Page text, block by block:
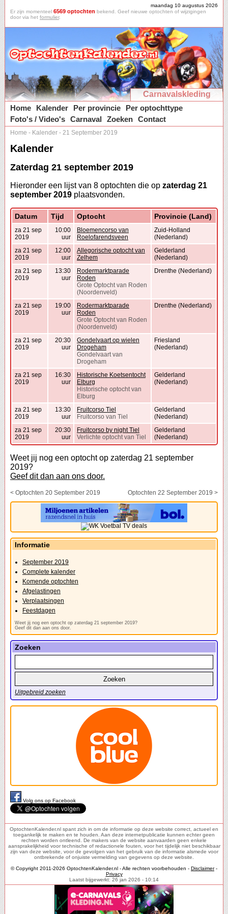
maandag 10 augustus 2026
Er zijn momenteel 6569 optochten bekend. Geef nieuwe optochten of wijzigingen
door via het formulier.
Carnavalskleding
Home
Kalender Per provincie
Per optochttype
Foto's / Video's Carnaval Zoeken Contact
Home - Kalender - 21 September 2019
Kalender
Zaterdag 21 september 2019
Hieronder een lijst van 8 optochten die op zaterdag 21
september 2019 plaatsvonden.
Datum Tijd Optocht Provincie (Land)
za 21 sep
2019
10:00
uur
Bloemencorso van
Roelofarendsveen
Zuid-Holland
(Nederland)
za 21 sep
2019
12:00
uur
Allegorische optocht van
Zelhem
Gelderland
(Nederland)
za 21 sep
2019
13:30
uur
Rodermarktparade
Roden
Grote Optocht van Roden
(Noordenveld)
Drenthe (Nederland)
za 21 sep
2019
19:00
uur
Rodermarktparade
Roden
Grote Optocht van Roden
(Noordenveld)
Drenthe (Nederland)
za 21 sep
2019
20:30
uur
Gondelvaart op wielen
Drogeham
Gondelvaart van
Drogeham
Friesland
(Nederland)
za 21 sep
2019
16:30
uur
Historische Koetsentocht
Elburg
Historische optocht van
Elburg
Gelderland
(Nederland)
za 21 sep
2019
13:30
uur
Fruitcorso Tiel
Fruitcorso van Tiel
Gelderland
(Nederland)
za 21 sep
2019
20:30
uur
Fruitcorso by night Tiel
Verlichte optocht van Tiel
Gelderland
(Nederland)
Weet jij nog een optocht op zaterdag 21 september
2019?
Geef dit dan aan ons door.
< Optochten 20 September 2019 Optochten 22 September 2019 >
Informatie
September 2019
Complete kalender
Komende optochten
Afgelastingen
Verplaatsingen
Feestdagen
Weet jij nog een optocht op zaterdag 21 september 2019?
Geef dit dan aan ons door.
Zoeken
Uitgebreid zoeken
Volg ons op Facebook
OptochtenKalender.nl spant zich in om de informatie op deze website correct, actueel en
toegankelijk te maken en te houden. Aan deze internetpublicatie kunnen echter geen
rechten worden ontleend. De makers van de website aanvaarden geen enkele
aansprakelijkheid voor technische of redactionele fouten, voor het tijdelijk niet beschikbaar
zijn van deze website, voor de gevolgen van het gebruik van de informatie alsmede voor
ontbrekende of onjuiste vermelding van gegevens op deze website.
© Copyright 2011-2026 OptochtenKalender.nl - Alle rechten voorbehouden - Disclaimer-
Privacy
Laatst bijgewerkt: 26 jan 2026 - 10:14